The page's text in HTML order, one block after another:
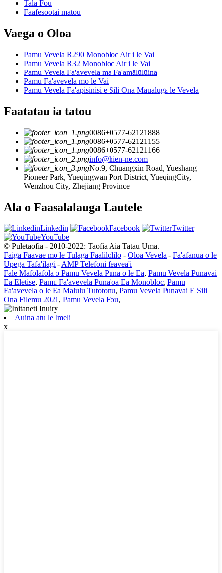
Tala Fou
Faafesootai matou
Vaega o Oloa
Pamu Vevela R290 Monobloc Air i le Vai
Pamu Vevela R32 Monobloc Air i le Vai
Pamu Vevela Fa'avevela ma Fa'amālūlūina
Pamu Fa'avevela mo le Vai
Pamu Vevela Fa'apisinisi e Sili Ona Maualuga le Vevela
Faatatau ia tatou
0086+0577-62121888
0086+0577-62121155
0086+0577-62121166
info@hien-ne.com
No.9, Chuangxin Road, Yueshang
Pioneer Park, Yueqingwan Port District, YueqingCity,
Wenzhou City, Zhejiang Province
Ala o Faasalalauga Lautele
Linkedin Facebook
Twitter
YouTube
© Puletaofia - 2010-2022: Taofia Aia Tatau Uma.
Faiga Faavae mo le Tulaga Faalilolilo - Oloa Vevela - Fa'afanua o le
Upega Tafa'ilagi - AMP Telefoni feavea'i
Fale Mafolafola o Pamu Vevela Puna o le Ea, Pamu Vevela Punavai
Ea Eletise, Pamu Fa'avevela Puna'oa Ea Monobloc, Pamu
Fa'avevela o le Ea Malulu Tutotonu, Pamu Vevela Punavai E Sili
Ona Filemu 2021 , Pamu Vevela Fou,
Auina atu le Imeli
x